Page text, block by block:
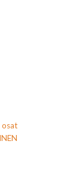
osat